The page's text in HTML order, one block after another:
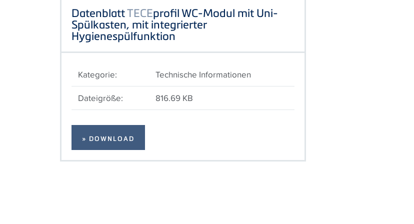
DatenblattTECEprofil WC-Modul mit Uni-
Spülkasten, mit integrierter
Hygienespülfunktion
Kategorie:
Technische Informationen
Dateigröße:
816.69 KB
» DOWNLOAD